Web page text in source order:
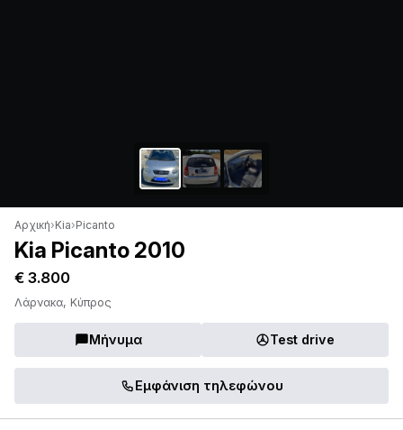
Αρχική›Kia›Picanto
Kia Picanto 2010
€ 3.800
Λάρνακα, Κύπρος
Μήνυμα Test drive
Εμφάνιση τηλεφώνου